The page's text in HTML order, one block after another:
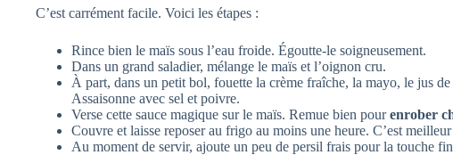
C’est carrément facile. Voici les étapes :
Rince bien le maïs sous l’eau froide. Égoutte-le soigneusement.
Dans un grand saladier, mélange le maïs et l’oignon cru.
À part, dans un petit bol, fouette la crème fraîche, la mayo, le jus
Assaisonne avec sel et poivre.
Verse cette sauce magique sur le maïs. Remue bien pourenrober
Couvre et laisse reposer au frigo au moins une heure. C’est
Au moment de servir, ajoute un peu de persil frais pour la touche